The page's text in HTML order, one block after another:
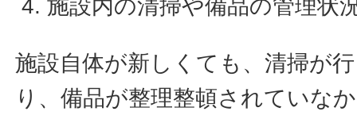
施設内の清掃や備品の管理状
施設自体が新しくても、清掃が
り、備品が整理整頓されていな